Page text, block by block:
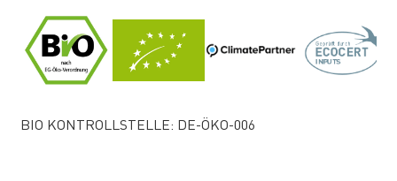
BIO KONTROLLSTELLE: DE-ÖKO-006